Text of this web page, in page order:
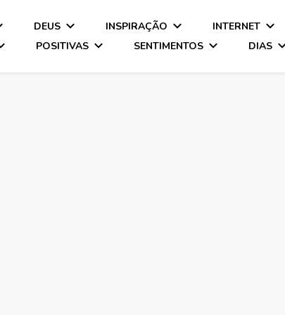
DEUS INSPIRAÇÃO INTERNET
POSITIVAS SENTIMENTOS DIAS